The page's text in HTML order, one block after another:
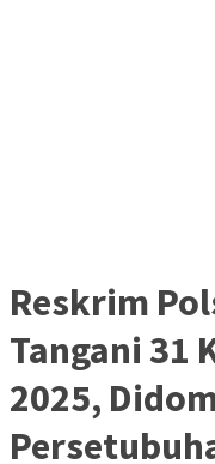
Reskrim
Tangani 31
2025,